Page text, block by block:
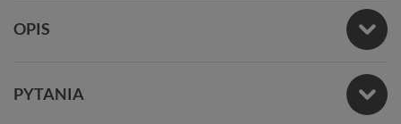
OPIS
PYTANIA